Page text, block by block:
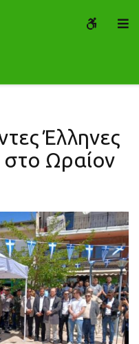
WCAG
Έλληνες
Ωραίον